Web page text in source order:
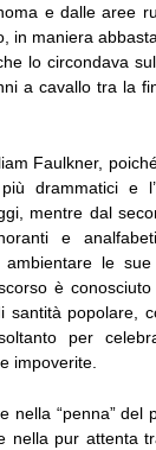
e dalle aree
in maniera
lo circondava
a cavallo tra la
Faulkner,
drammatici e
mentre dal
e
ambientare le
è
santità popolare,
per
impoverite.
nella “penna” del
nella pur attenta